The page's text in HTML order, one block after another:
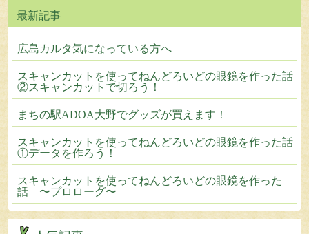
広島カルタ気になっている方へ
スキャンカットを使ってねんどろいどの眼鏡を作った話
②スキャンカットで切ろう！
まちの駅ADOA大野でグッズが買えます！
スキャンカットを使ってねんどろいどの眼鏡を作った話
①データを作ろう！
スキャンカットを使ってねんどろいどの眼鏡を作った
話 〜プロローグ〜